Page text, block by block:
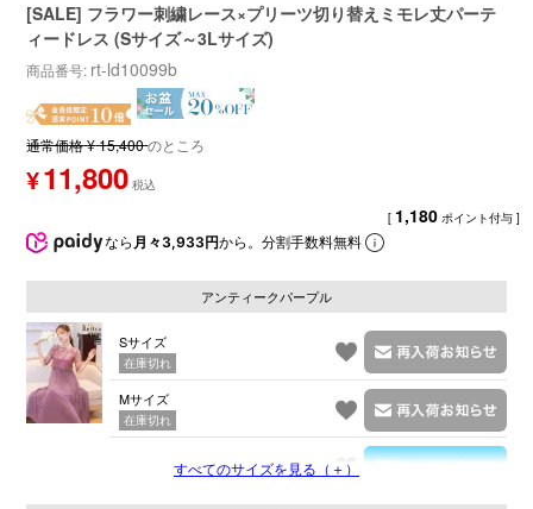
[SALE] フラワー刺繍レース×プリーツ切り替えミモレ丈パーテ
ィードレス (Sサイズ～3Lサイズ)
商品番号 rt-ld10099b
通常価格¥15,400のところ
¥11,800
[ 1,180 ポイント付与 ]
なら 月々3,933円から。分割手数料無料
アンティークパープル
Sサイズ
在庫切れ
Mサイズ
在庫切れ
すべてのサイズを見る（＋）